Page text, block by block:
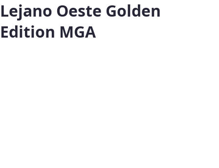
Lejano Oeste Golden
Edition MGA